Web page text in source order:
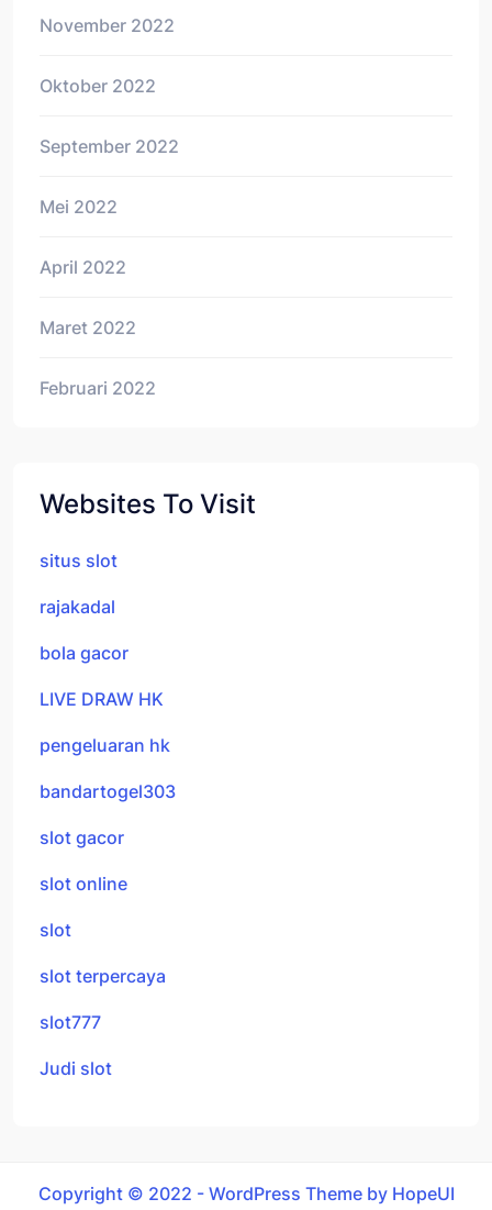
November 2022
Oktober 2022
September 2022
Mei 2022
April 2022
Maret 2022
Februari 2022
Websites To Visit
situs slot
rajakadal
bola gacor
LIVE DRAW HK
pengeluaran hk
bandartogel303
slot gacor
slot online
slot
slot terpercaya
slot777
Judi slot
Copyright © 2022 - WordPress Theme by HopeUI